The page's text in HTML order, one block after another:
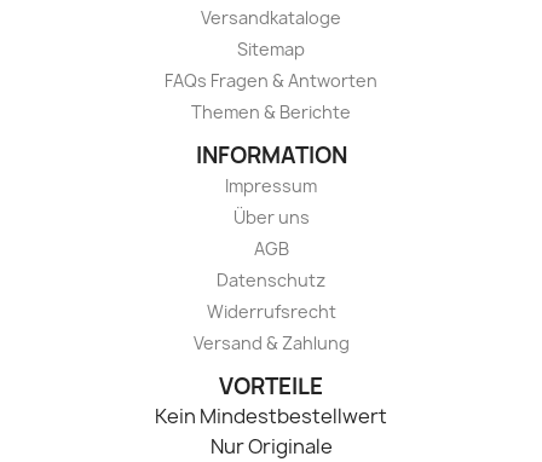
Versandkataloge
Sitemap
FAQs Fragen & Antworten
Themen & Berichte
INFORMATION
Impressum
Über uns
AGB
Datenschutz
Widerrufsrecht
Versand & Zahlung
VORTEILE
Kein Mindestbestellwert
Nur Originale